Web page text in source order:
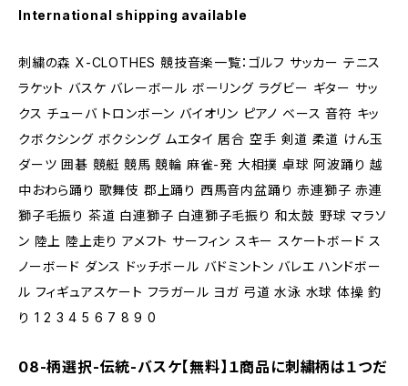
International shipping available
刺繍の森 X-CLOTHES 競技音楽一覧：ゴルフ サッカー テニス
ラケット バスケ バレーボール ボーリング ラグビー ギター サッ
クス チューバ トロンボーン バイオリン ピアノ ベース 音符 キッ
クボクシング ボクシング ムエタイ 居合 空手 剣道 柔道 けん玉
ダーツ 囲碁 競艇 競馬 競輪 麻雀-発 大相撲 卓球 阿波踊り 越
中おわら踊り 歌舞伎 郡上踊り 西馬音内盆踊り 赤連獅子 赤連
獅子毛振り 茶道 白連獅子 白連獅子毛振り 和太鼓 野球 マラソ
ン 陸上 陸上走り アメフト サーフィン スキー スケートボード ス
ノーボード ダンス ドッチボール バドミントン バレエ ハンドボー
ル フィギュアスケート フラガール ヨガ 弓道 水泳 水球 体操 釣
り 1 2 3 4 5 6 7 8 9 0
08-柄選択-伝統-バスケ【無料】１商品に刺繍柄は１つだ